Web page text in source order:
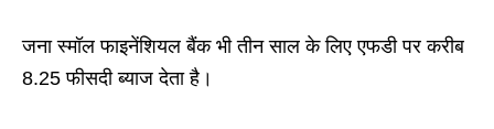
जना स्मॉल फाइनेंशियल बैंक भी तीन साल के लिए एफडी पर करीब
8.25 फीसदी ब्याज देता है।